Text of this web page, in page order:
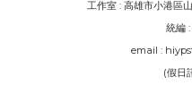
工作室 : 高雄市小港區
統編
email :
(假日